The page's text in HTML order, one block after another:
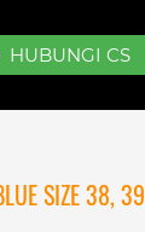
HUBUNGI CS
HUBUNGI CS
SIZE 38, 39